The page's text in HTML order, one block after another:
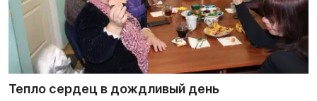
Тепло сердец в дождливый день